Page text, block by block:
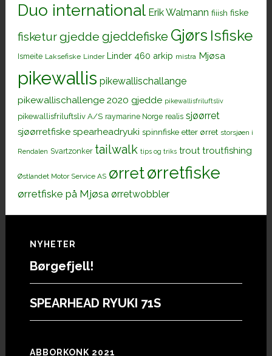
Duo international Erik Walmann fiiish fiske
fisketurgjedde gjeddefiske Gjørs Isfiske
Ismeite Laksefiske Linder Linder 460 arkip mistra Mjøsa
pikewallis pikewallischallange
pikewallischallenge 2020 gjedde pikewallisfriluftsliv
pikewallisfriluftsliv A/S raymarine Norge realis sjøørret
sjøørretfiske spearheadryuki spinnfiske etter ørret storsjøen i
Rendalen Svartzonker tailwalk tips og triks trout troutfishing
Østlandet Motor Service AS ørretørretfiske
ørretfiske på Mjøsa ørretwobbler
Footer
NYHETER
Børgefjell!
SPEARHEAD RYUKI 71S
ABBORKONK 2021